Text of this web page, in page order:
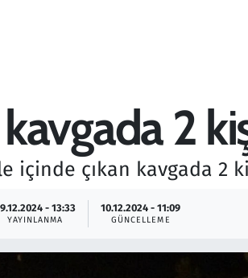
2
içinde çıkan kavgada 2
- 13:33
YAYINLANMA
10.12.2024 - 11:09
GÜNCELLEME